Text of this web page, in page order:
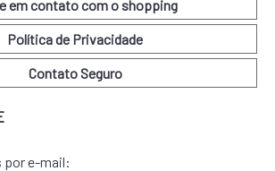
em contato com o shopping
Política de Privacidade
Contato Seguro
por e-mail: